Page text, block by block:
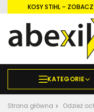
KOSY STIHL – ZOBACZ
KATEGORIE
Strona główna Odzież